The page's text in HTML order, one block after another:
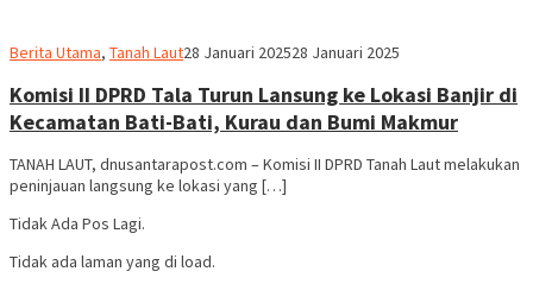
Berita Utama, Tanah LautRedaksi
28 Januari 202528 Januari 2025
Komisi II DPRD Tala Turun Lansung ke Lokasi Banjir di
Kecamatan Bati-Bati, Kurau dan Bumi Makmur
TANAH LAUT, dnusantarapost.com – Komisi II DPRD Tanah Laut melakukan
peninjauan langsung ke lokasi yang […]
Tidak Ada Pos Lagi.
Tidak ada laman yang di load.